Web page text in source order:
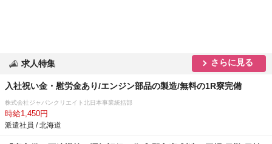
求人特集 さらに見る
入社祝い金・慰労金あり/エンジン部品の製造/無料の1R寮完備
株式会社ジャパンクリエイト北日本事業統括部
時給1,450円
派遣社員 / 北海道